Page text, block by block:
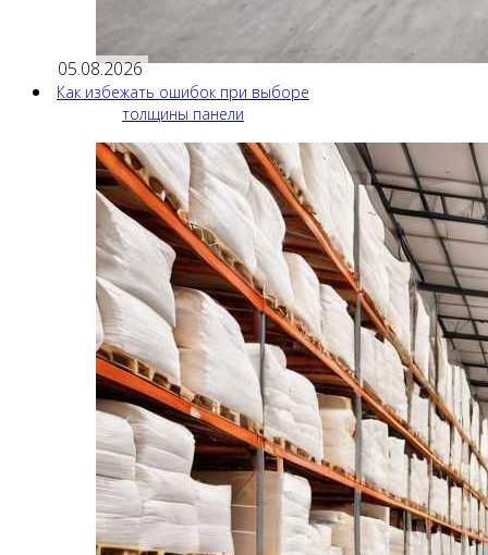
05.08.2026
Как избежать ошибок при выборе
толщины панели